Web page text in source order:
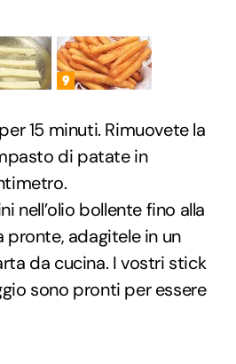
9
15 minuti. Rimuovete la
di patate in
nell’olio bollente fino alla
pronte, adagitele in un
da cucina. I vostri stick
sono pronti per essere